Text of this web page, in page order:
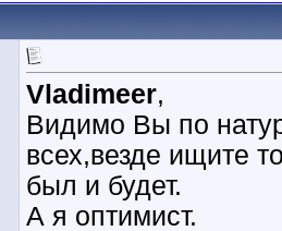
Vladimeer,
Видимо Вы по
всех,везде ищите
был и будет.
А я оптимист.